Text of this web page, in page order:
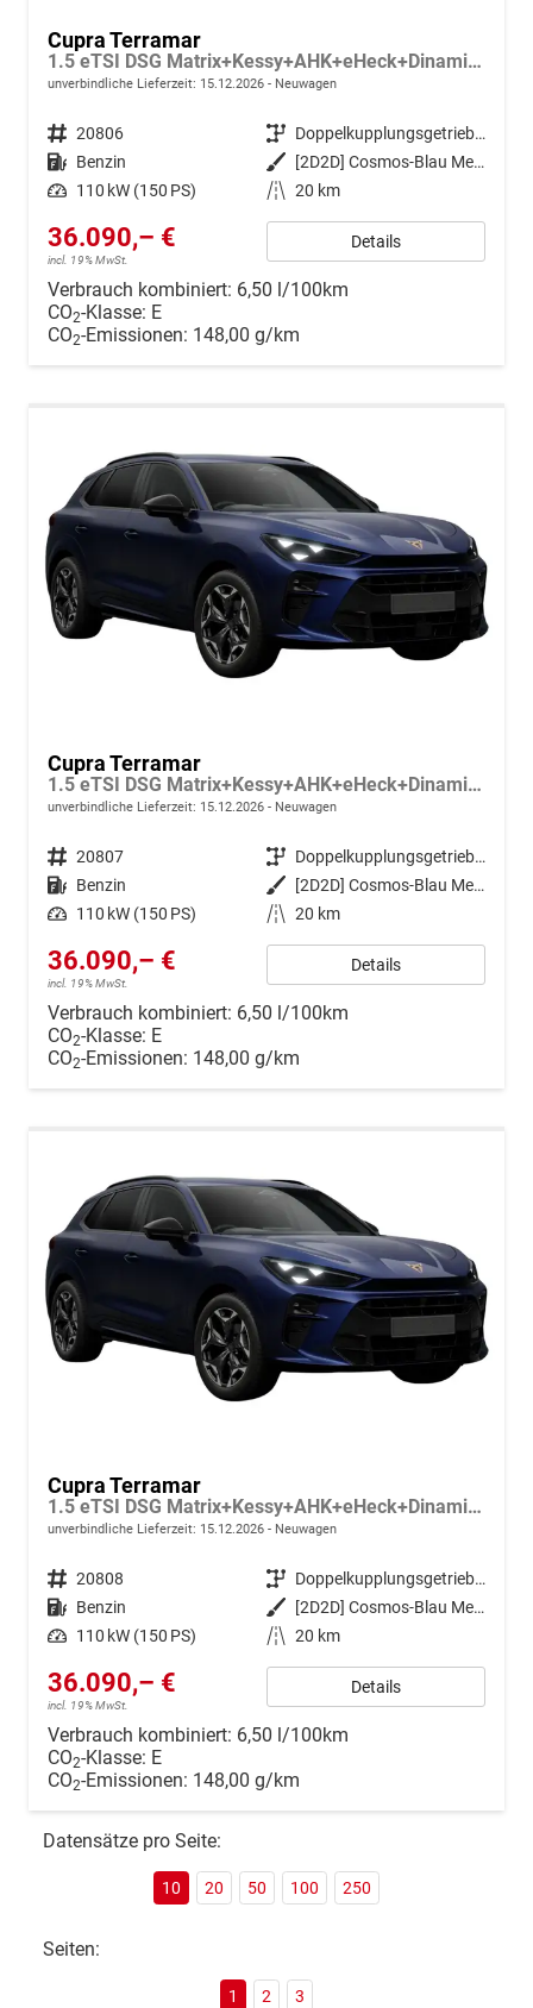
Cupra Terramar
1.5 eTSI DSG Matrix+Kessy+AHK+eHeck+Dinamica+CarPlay+eHeck+GV5
unverbindliche Lieferzeit: 15.12.2026 Neuwagen
Fahrzeugnr. 20806 Getriebe
Doppelkupplungsgetriebe (DSG)
Kraftstoff Benzin Außenfarbe
[2D2D] Cosmos-Blau Metallic
Leistung 110 kW (150 PS) Kilometerstand 20 km
36.090,– €
incl. 19% MwSt.
Details
Verbrauch kombiniert: 6,50 l/100km
CO2-Klasse: E
CO2-Emissionen: 148,00 g/km
Cupra Terramar
1.5 eTSI DSG Matrix+Kessy+AHK+eHeck+Dinamica+CarPlay+eHeck+GV5
unverbindliche Lieferzeit: 15.12.2026 Neuwagen
Fahrzeugnr. 20807 Getriebe
Doppelkupplungsgetriebe (DSG)
Kraftstoff Benzin Außenfarbe
[2D2D] Cosmos-Blau Metallic
Leistung 110 kW (150 PS) Kilometerstand 20 km
36.090,– €
incl. 19% MwSt.
Details
Verbrauch kombiniert: 6,50 l/100km
CO2-Klasse: E
CO2-Emissionen: 148,00 g/km
Cupra Terramar
1.5 eTSI DSG Matrix+Kessy+AHK+eHeck+Dinamica+CarPlay+eHeck+GV5
unverbindliche Lieferzeit: 15.12.2026 Neuwagen
Fahrzeugnr. 20808 Getriebe
Doppelkupplungsgetriebe (DSG)
Kraftstoff Benzin Außenfarbe
[2D2D] Cosmos-Blau Metallic
Leistung 110 kW (150 PS) Kilometerstand 20 km
36.090,– €
incl. 19% MwSt.
Details
Verbrauch kombiniert: 6,50 l/100km
CO2-Klasse: E
CO2-Emissionen: 148,00 g/km
Datensätze pro Seite:
10 20 50 100 250
Seiten:
1 2 3